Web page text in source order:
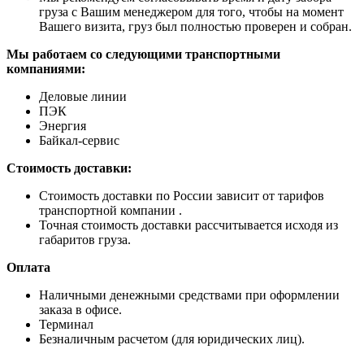
груза с Вашим менеджером для того, чтобы на момент
Вашего визита, груз был полностью проверен и собран.
Мы работаем со следующими транспортными
компаниями:
Деловые линии
ПЭК
Энергия
Байкал-сервис
Стоимость доставки:
Стоимость доставки по России зависит от тарифов
транспортной компании .
Точная стоимость доставки рассчитывается исходя из
габаритов груза.
Оплата
Наличными денежными средствами при оформлении
заказа в офисе.
Терминал
Безналичным расчетом (для юридических лиц).